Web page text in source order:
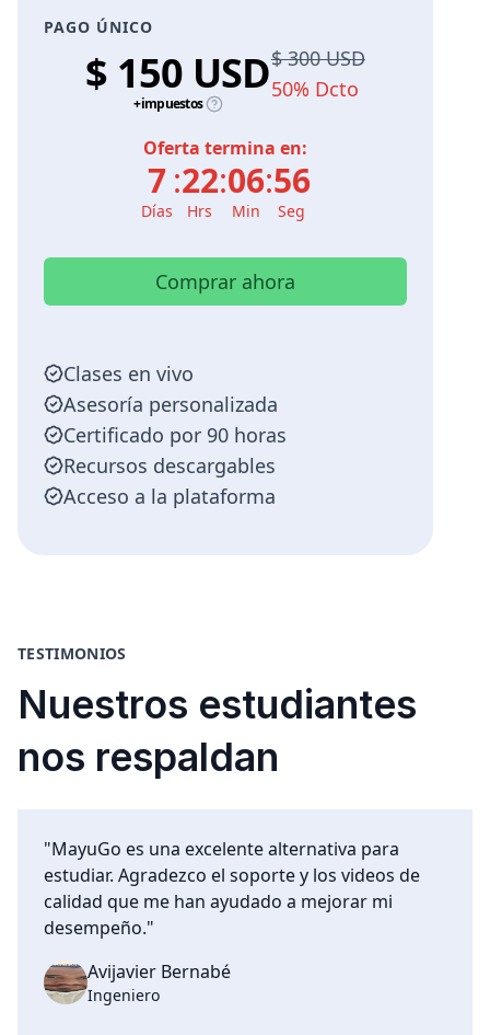
PAGO ÚNICO
$ 150 USD
+impuestos
$ 300 USD
50% Dcto
Oferta termina en:
7
Días
:22
Hrs
:06
Min
:55
Seg
Comprar ahora
Clases en vivo
Asesoría personalizada
Certificado por 90 horas
Recursos descargables
Acceso a la plataforma
TESTIMONIOS
Nuestros estudiantes
nos respaldan
"MayuGo es una excelente alternativa para
estudiar. Agradezco el soporte y los videos de
calidad que me han ayudado a mejorar mi
desempeño."
Avijavier Bernabé
Ingeniero